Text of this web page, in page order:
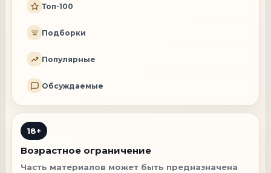
Топ-100
Подборки
Популярные
Обсуждаемые
18+
Возрастное ограничение
Часть материалов может быть предназначена